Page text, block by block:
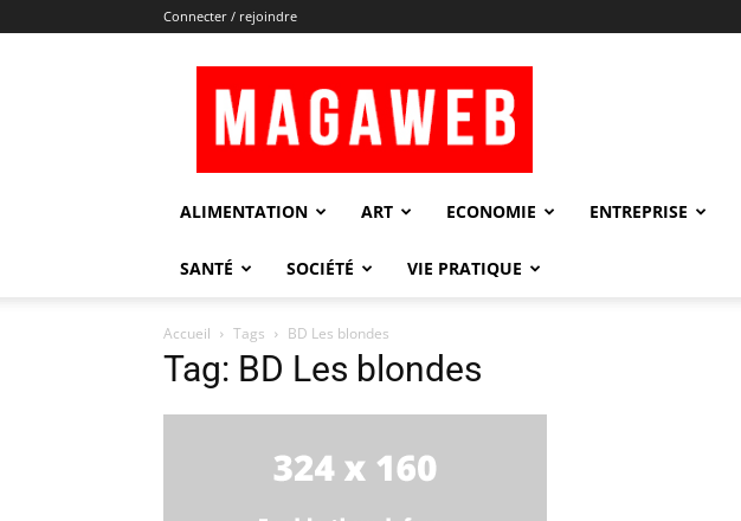
Connecter / rejoindre
ALIMENTATION ART ECONOMIE ENTREPRISE
SANTÉ SOCIÉTÉ VIE PRATIQUE
Accueil Tags BD Les blondes
Tag: BD Les blondes